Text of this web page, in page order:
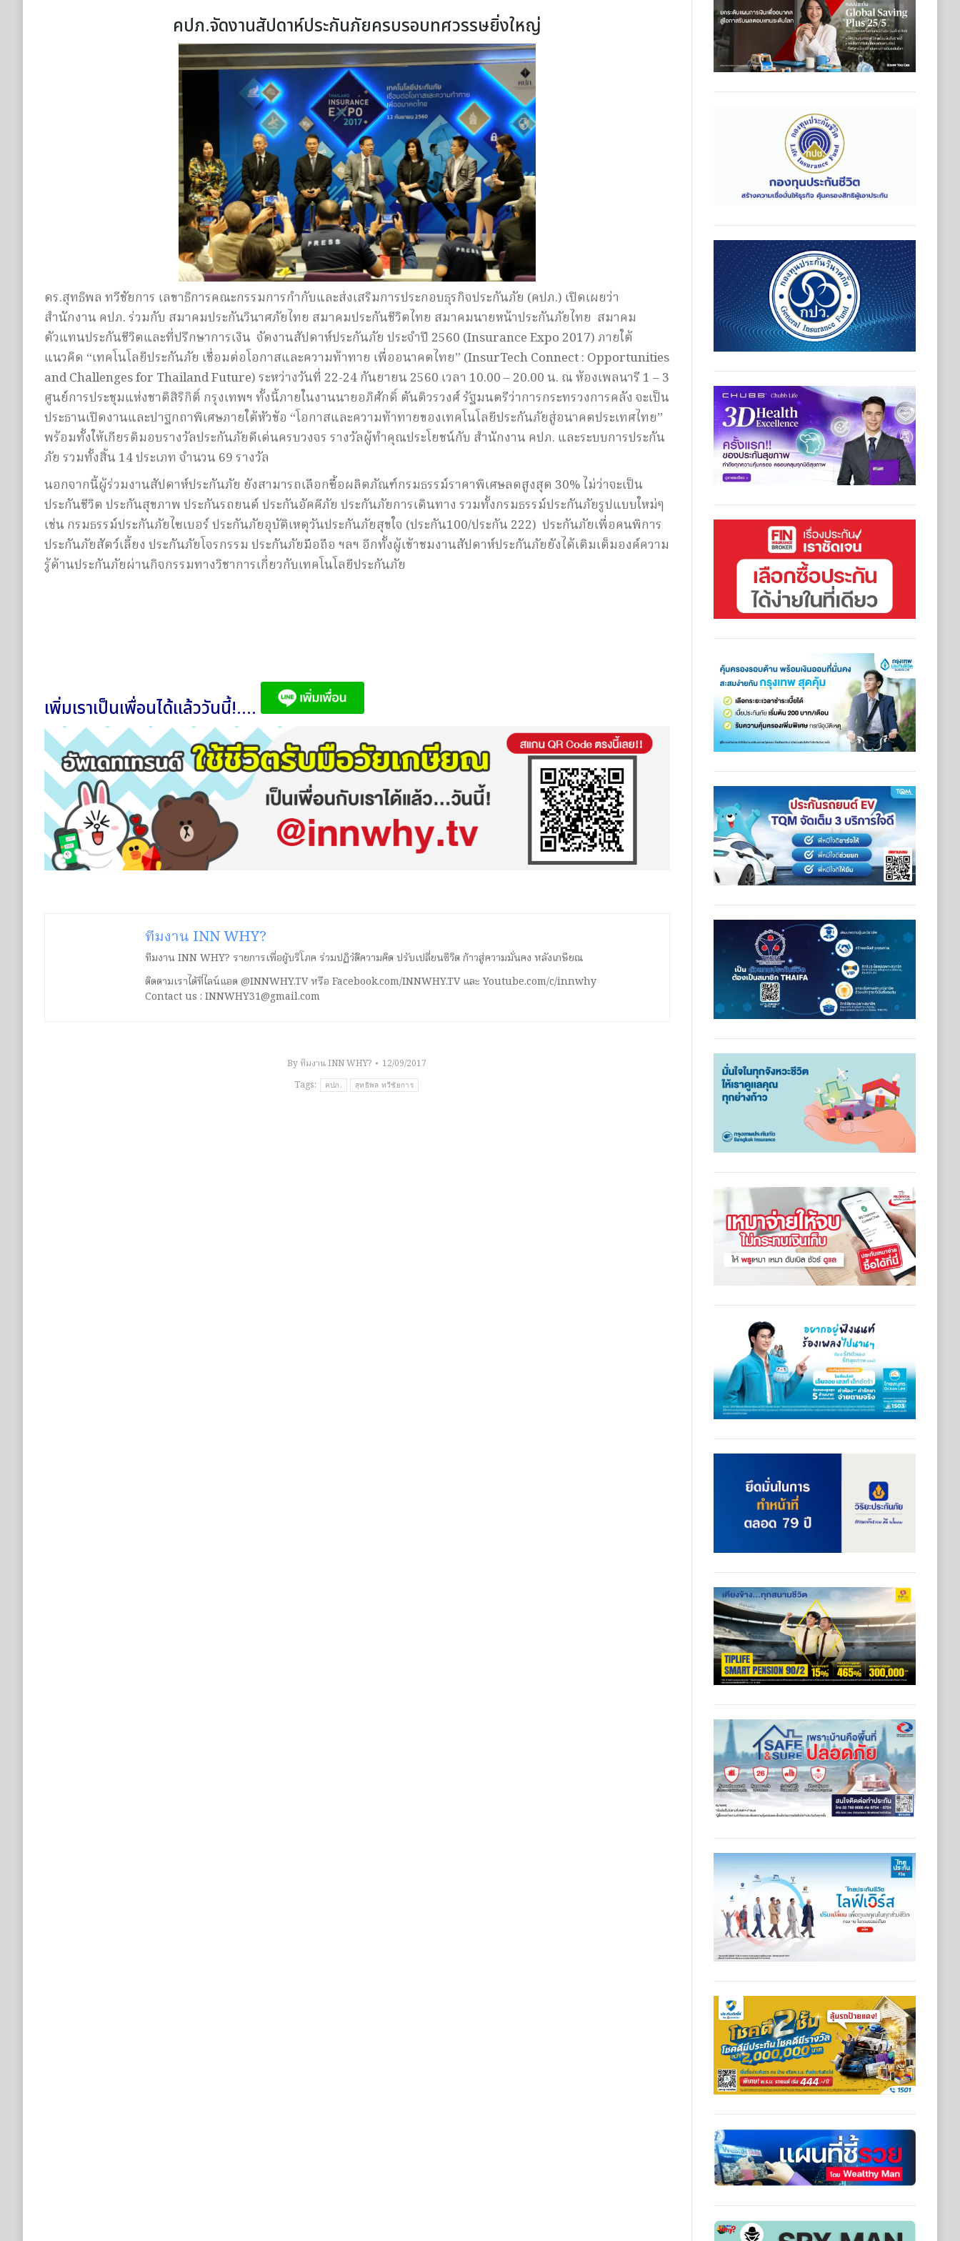
คปภ.จัดงานสัปดาห์ประกันภัยครบรอบทศวรรษยิ่งใหญ่
ดร.สุทธิพล ทวีชัยการ เลขาธิการคณะกรรมการกำกับและส่งเสริมการประกอบธุรกิจประกันภัย (คปภ.) เปิดเผยว่า
สำนักงาน คปภ. ร่วมกับ สมาคมประกันวินาศภัยไทย สมาคมประกันชีวิตไทย สมาคมนายหน้าประกันภัยไทย สมาคม
ตัวแทนประกันชีวิตและที่ปรึกษาการเงิน จัดงานสัปดาห์ประกันภัย ประจำปี 2560 (Insurance Expo 2017) ภายใต้
แนวคิด “เทคโนโลยีประกันภัย เชื่อมต่อโอกาสและความท้าทาย เพื่ออนาคตไทย” (InsurTech Connect : Opportunities
and Challenges for Thailand Future) ระหว่างวันที่ 22-24 กันยายน 2560 เวลา 10.00 – 20.00 น. ณ ห้องเพลนารี 1 – 3
ศูนย์การประชุมแห่งชาติสิริกิติ์ กรุงเทพฯ ทั้งนี้ภายในงานนายอภิศักดิ์ ตันติวรวงศ์ รัฐมนตรีว่าการกระทรวงการคลัง จะเป็น
ประธานเปิดงานและปาฐกถาพิเศษภายใต้หัวข้อ “โอกาสและความท้าทายของเทคโนโลยีประกันภัยสู่อนาคตประเทศไทย”
พร้อมทั้งให้เกียรติมอบรางวัลประกันภัยดีเด่นครบวงจร รางวัลผู้ทำคุณประโยชน์กับ สำนักงาน คปภ. และระบบการประกัน
ภัย รวมทั้งสิ้น 14 ประเภท จำนวน 69 รางวัล
นอกจากนี้ผู้ร่วมงานสัปดาห์ประกันภัย ยังสามารถเลือกซื้อผลิตภัณฑ์กรมธรรม์ราคาพิเศษลดสูงสุด 30% ไม่ว่าจะเป็น
ประกันชีวิต ประกันสุขภาพ ประกันรถยนต์ ประกันอัคคีภัย ประกันภัยการเดินทาง รวมทั้งกรมธรรม์ประกันภัยรูปแบบใหม่ๆ
เช่น กรมธรรม์ประกันภัยไซเบอร์ ประกันภัยอุบัติเหตุวันประกันภัยสุขใจ (ประกัน100/ประกัน 222) ประกันภัยเพื่อคนพิการ
ประกันภัยสัตว์เลี้ยง ประกันภัยโจรกรรม ประกันภัยมือถือ ฯลฯ อีกทั้งผู้เข้าชมงานสัปดาห์ประกันภัยยังได้เติมเต็มองค์ความ
รู้ด้านประกันภัยผ่านกิจกรรมทางวิชาการเกี่ยวกับเทคโนโลยีประกันภัย
เพิ่มเราเป็นเพื่อนได้แล้ววันนี้!....
ทีมงาน INN WHY?
ทีมงาน INN WHY? รายการเพื่อผู้บริโภค ร่วมปฏิวัติความคิด ปรับเปลี่ยนชีวิต ก้าวสู่ความมั่นคง หลังเกษียณ
ติดตามเราได้ที่ไลน์แอด @INNWHY.TV หรือ Facebook.com/INNWHY.TV และ Youtube.com/c/innwhy
Contact us : INNWHY31@gmail.com
Byทีมงาน INN WHY?
12/09/2017
Tags:
คปภ. สุทธิพล ทวีชัยการ